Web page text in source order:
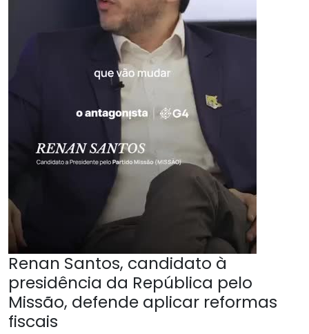
Renan Santos, candidato à
presidência da República pelo
Missão, defende aplicar reformas
fiscais